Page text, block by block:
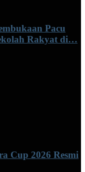
Pacu
Rakyat di…
Cup 2026 Resmi